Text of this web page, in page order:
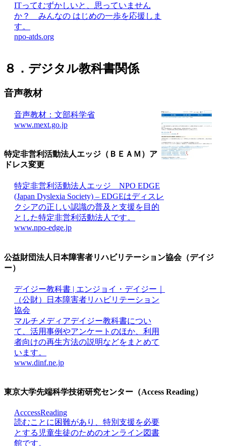
ITってむずかしいと、思っていません
か？ みんなの はじめの一歩を応援しま
す。
npo-atds.org
８．デジタル教科書関係
音声教材
音声教材：文部科学省
www.mext.go.jp
特定非営利活動法人エッジ（ＢＥＡＭ） ア
ドレス変更
特定非営利活動法人エッジ NPO EDGE
(Japan Dyslexia Society) – EDGEはディスレ
クシアの正しい認識の普及と支援を目的
とした特定非営利活動法人です。
www.npo-edge.jp
公益財団法人日本障害者リハビリテーション協会（デイジ
ー）
デイジー教科書 | エンジョイ・デイジー｜
（公財）日本障害者リハビリテーション
協会
マルチメディアデイジー教科書につい
て、活用事例やアンケートのほか、利用
者向けの再生方法の説明などをまとめて
います。
www.dinf.ne.jp
東京大学先端科学技術研究センター（Access Reading）
AcccessReading
読むことに困難があり、特別支援を必要
とする児童生徒のためのオンライン図書
館です。